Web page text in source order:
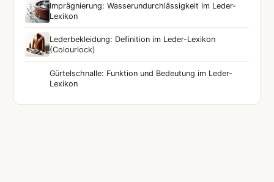
Imprägnierung: Wasserundurchlässigkeit im Leder-
Lexikon
Lederbekleidung: Definition im Leder-Lexikon
(Colourlock)
Gürtelschnalle: Funktion und Bedeutung im Leder-
Lexikon